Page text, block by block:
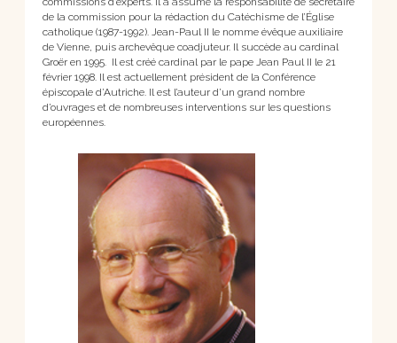
de la commission pour la rédaction du Catéchisme de l’Église
catholique (1987-1992). Jean-Paul II le nomme évêque auxiliaire
de Vienne, puis archevêque coadjuteur. Il succède au cardinal
Groër en 1995. Il est créé cardinal par le pape Jean Paul II le 21
février 1998. Il est actuellement président de la Conférence
épiscopale d’Autriche. Il est l’auteur d’un grand nombre
d’ouvrages et de nombreuses interventions sur les questions
européennes.